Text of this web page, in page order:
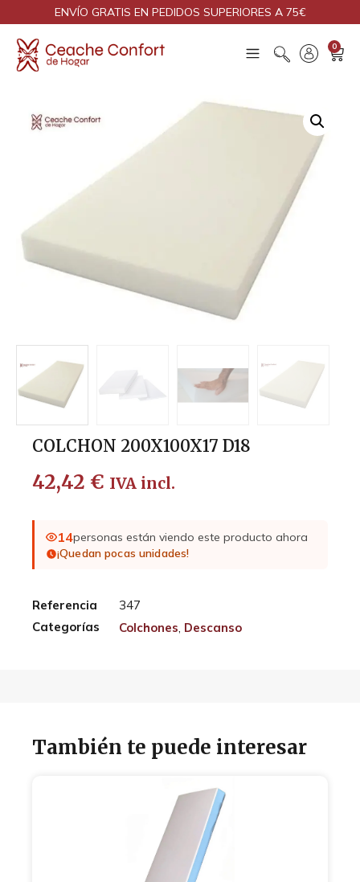
ENVÍO GRATIS EN PEDIDOS SUPERIORES A 75€
0
COLCHON 200X100X17 D18
42,42 € IVA incl.
14personas están viendo este producto ahora
¡Quedan pocas unidades!
Referencia
347
Categorías
Colchones, Descanso
También te puede interesar